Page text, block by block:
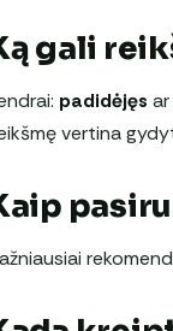
gali
padidėjęs ar
vertina